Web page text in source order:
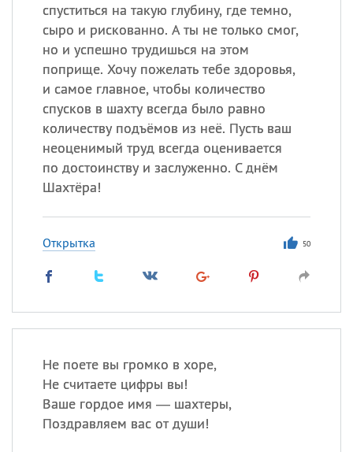
спуститься на такую глубину, где темно,
сыро и рискованно. А ты не только смог,
но и успешно трудишься на этом
поприще. Хочу пожелать тебе здоровья,
и самое главное, чтобы количество
спусков в шахту всегда было равно
количеству подъёмов из неё. Пусть ваш
неоценимый труд всегда оценивается
по достоинству и заслуженно. С днём
Шахтёра!
Открытка 50
Не поете вы громко в хоре,
Не считаете цифры вы!
Ваше гордое имя — шахтеры,
Поздравляем вас от души!